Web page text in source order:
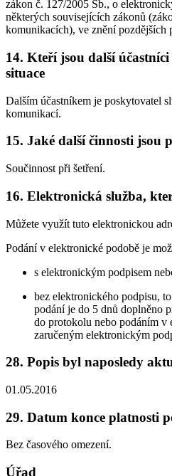
zákon č. 127/2005 Sb., o
některých souvisejících zákonů
komunikacích), ve znění pozdějších
14. Kteří jsou další
situace
Dalším účastníkem je poskytovatel
komunikací.
15. Jaké další činnosti jsou
Součinnost při šetření.
16. Elektronická služba,
Můžete využít tuto elektronickou
Podání v elektronické podobě je
s elektronickým podpisem
bez elektronického podpisu,
podání je do 5 dnů doplněno
do protokolu nebo podáním v
zaručeným elektronickým
28. Popis byl naposledy
01.05.2016
29. Datum konce platnosti
Bez časového omezení.
Úřad